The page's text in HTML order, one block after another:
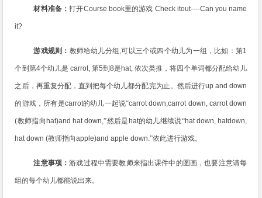
材料准备：打开Course book里的游戏 Check itout----Can you name
it?
游戏规则： 教师给幼儿分组 ,可以三个或四个幼儿为一组，比如：第1
个到第4个幼儿是 carrot, 第5到 8是 hat, 依次类推，将四个单词都分配给幼儿
之后，再重复分配，直到把每个幼儿都分配完为止。然后进行up and down
的游戏，所有是carrot的幼儿一起说“carrot down,carrot down, carrot down
(教师指向 hat)and hat down,”然后是 hat的幼儿继续说“hat down, hatdown,
hat down (教师指向apple)and apple down.”依此进行游戏。
注意事项：游戏过程中需要教师来指出课件中的图画，也要注意请每
组的每个幼儿都能说出来。